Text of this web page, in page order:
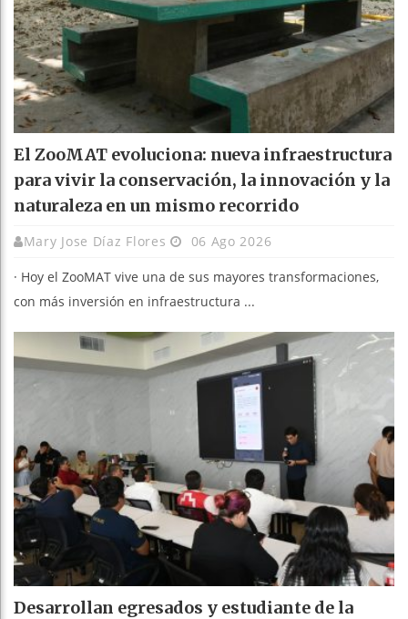
El ZooMAT evoluciona: nueva infraestructura
para vivir la conservación, la innovación y la
naturaleza en un mismo recorrido
Mary Jose Díaz Flores 06 Ago 2026
· Hoy el ZooMAT vive una de sus mayores transformaciones,
con más inversión en infraestructura ...
Desarrollan egresados y estudiante de la